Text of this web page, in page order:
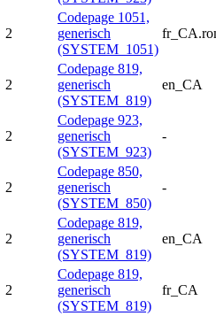
2
Codepage 1051,
generisch
(SYSTEM_1051)
2
Codepage 819,
generisch
(SYSTEM_819)
en_CA
2
Codepage 923,
generisch
(SYSTEM_923)
-
2
Codepage 850,
generisch
(SYSTEM_850)
-
2
Codepage 819,
generisch
(SYSTEM_819)
en_CA
2
Codepage 819,
generisch
(SYSTEM_819)
fr_CA